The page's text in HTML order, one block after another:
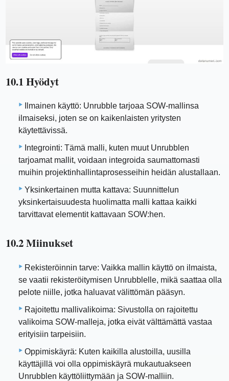
10.1 Hyödyt
Ilmainen käyttö: Unrubble tarjoaa SOW-mallinsa
ilmaiseksi, joten se on kaikenlaisten yritysten
käytettävissä.
Integrointi: Tämä malli, kuten muut Unrubblen
tarjoamat mallit, voidaan integroida saumattomasti
muihin projektinhallintaprosesseihin heidän alustallaan.
Yksinkertainen mutta kattava: Suunnittelun
yksinkertaisuudesta huolimatta malli kattaa kaikki
tarvittavat elementit kattavaan SOW:hen.
10.2 Miinukset
Rekisteröinnin tarve: Vaikka mallin käyttö on ilmaista,
se vaatii rekisteröitymisen Unrubblelle, mikä saattaa olla
pelote niille, jotka haluavat välittömän pääsyn.
Rajoitettu mallivalikoima: Sivustolla on rajoitettu
valikoima SOW-malleja, jotka eivät välttämättä vastaa
erityisiin tarpeisiin.
Oppimiskäyrä: Kuten kaikilla alustoilla, uusilla
käyttäjillä voi olla oppimiskäyrä mukautuakseen
Unrubblen käyttöliittymään ja SOW-malliin.